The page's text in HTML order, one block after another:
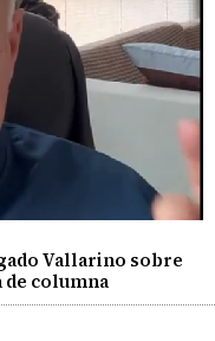
Vallarino sobre
columna